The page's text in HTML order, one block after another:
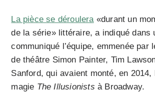
La pièce se déroulera«durant un
de la série» littéraire, a indiqué dans
communiqué l’équipe, emmenée par
de théâtre Simon Painter, Tim
Sanford, qui avaient monté, en 2014,
magie The Illusionists à Broadway.